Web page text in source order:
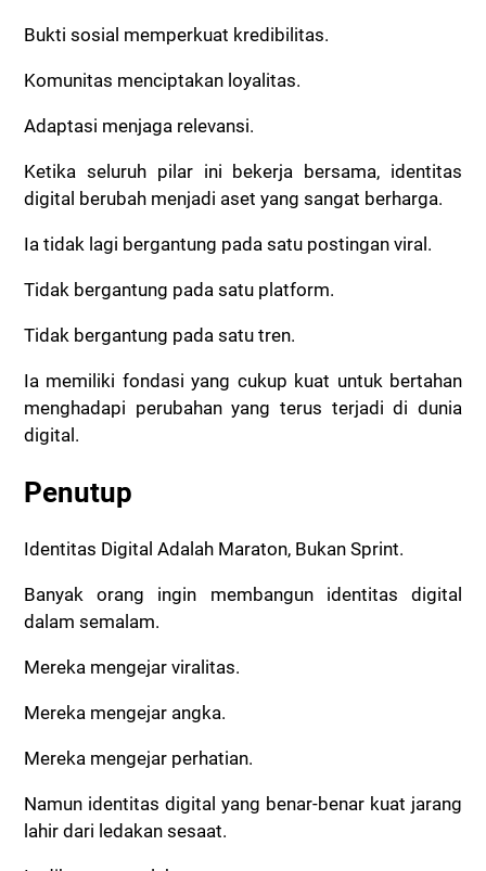
Bukti sosial memperkuat kredibilitas.
Komunitas menciptakan loyalitas.
Adaptasi menjaga relevansi.
Ketika seluruh pilar ini bekerja bersama, identitas
digital berubah menjadi aset yang sangat berharga.
Ia tidak lagi bergantung pada satu postingan viral.
Tidak bergantung pada satu platform.
Tidak bergantung pada satu tren.
Ia memiliki fondasi yang cukup kuat untuk bertahan
menghadapi perubahan yang terus terjadi di dunia
digital.
Penutup
Identitas Digital Adalah Maraton, Bukan Sprint.
Banyak orang ingin membangun identitas digital
dalam semalam.
Mereka mengejar viralitas.
Mereka mengejar angka.
Mereka mengejar perhatian.
Namun identitas digital yang benar-benar kuat jarang
lahir dari ledakan sesaat.